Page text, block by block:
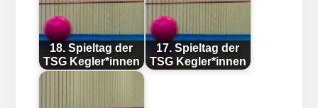
18. Spieltag der
TSG Kegler*innen
17. Spieltag der
TSG Kegler*innen